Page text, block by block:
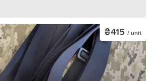
₴415 / unit